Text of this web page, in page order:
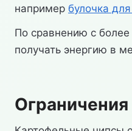
например булочка
По сравнению с
получать энергию в